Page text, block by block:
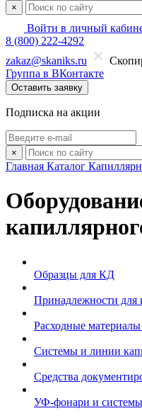
×
Войти в личный
8 (800) 222-4292
zakaz@skaniks.ru
Группа в ВКонтакте
Оставить заявку
Подписка на акции
×
Главная Каталог
Образцы для КД
Принадлежности для
Расходные
Системы и линии
Средства
УФ-фонари и